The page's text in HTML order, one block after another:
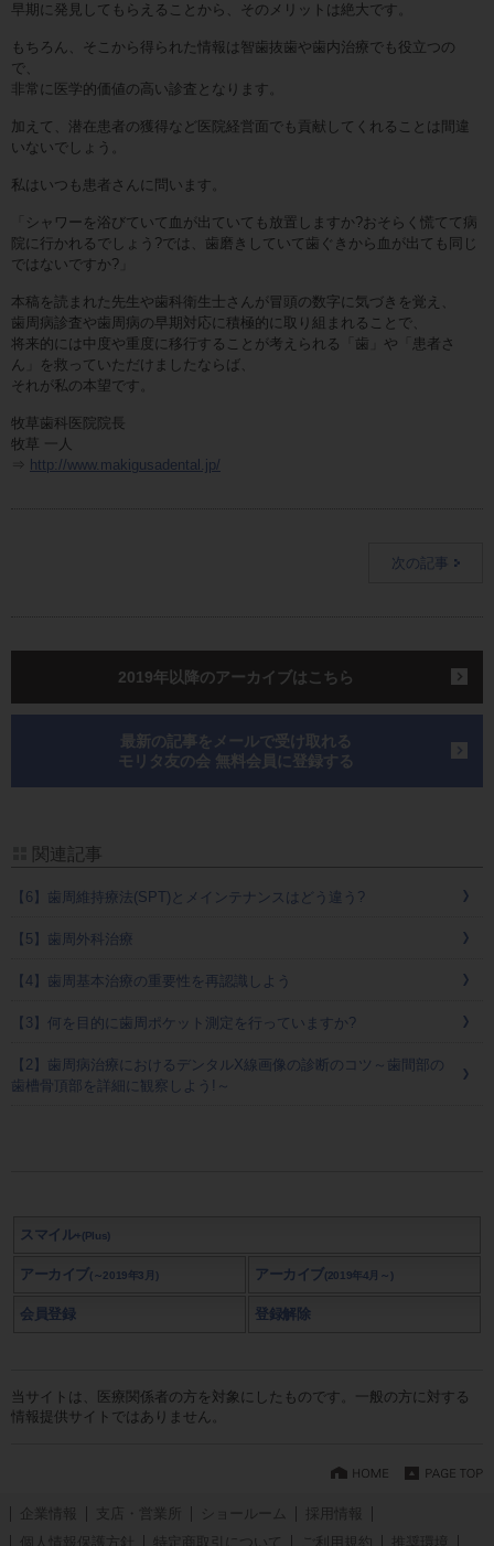
早期に発見してもらえることから、そのメリットは絶大です。
もちろん、そこから得られた情報は智歯抜歯や歯内治療でも役立つの
で、
非常に医学的価値の高い診査となります。
加えて、潜在患者の獲得など医院経営面でも貢献してくれることは間違
いないでしょう。
私はいつも患者さんに問います。
「シャワーを浴びていて血が出ていても放置しますか?おそらく慌てて病
院に行かれるでしょう?では、歯磨きしていて歯ぐきから血が出ても同じ
ではないですか?」
本稿を読まれた先生や歯科衛生士さんが冒頭の数字に気づきを覚え、
歯周病診査や歯周病の早期対応に積極的に取り組まれることで、
将来的には中度や重度に移行することが考えられる「歯」や「患者さ
ん」を救っていただけましたならば、
それが私の本望です。
牧草歯科医院院長
牧草 一人
⇒
http://www.makigusadental.jp/
次の記事
2019年以降のアーカイブはこちら
最新の記事をメールで受け取れる
モリタ友の会 無料会員に登録する
関連記事
【6】歯周維持療法(SPT)とメインテナンスはどう違う?
【5】歯周外科治療
【4】歯周基本治療の重要性を再認識しよう
【3】何を目的に歯周ポケット測定を行っていますか?
【2】歯周病治療におけるデンタルX線画像の診断のコツ～歯間部の
歯槽骨頂部を詳細に観察しよう!～
スマイル+(Plus)
アーカイブ(～2019年3月) アーカイブ(2019年4月～)
会員登録 登録解除
当サイトは、医療関係者の方を対象にしたものです。一般の方に対する
情報提供サイトではありません。
企業情報 支店・営業所 ショールーム
採用情報
個人情報保護方針
特定商取引について ご利用規約 推奨環境